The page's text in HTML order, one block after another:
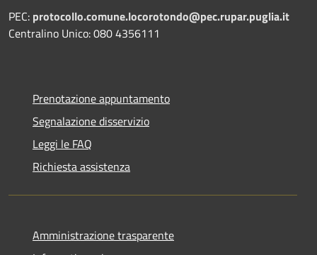
PEC: protocollo.comune.locorotondo@pec.rupar.puglia.it
Centralino Unico: 080 4356111
Prenotazione appuntamento
Segnalazione disservizio
Leggi le FAQ
Richiesta assistenza
Amministrazione trasparente